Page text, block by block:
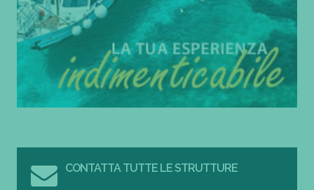
CONTATTA TUTTE LE STRUTTURE